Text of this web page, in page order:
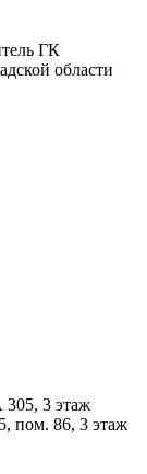
ГК
области
305, 3 этаж
пом. 86, 3 этаж